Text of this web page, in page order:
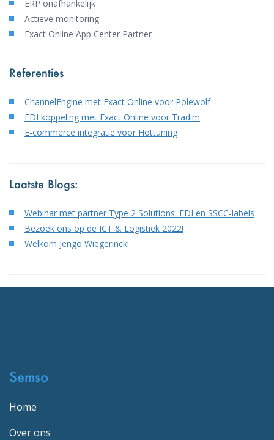
ERP onafhankelijk
Actieve monitoring
Exact Online App Center Partner
Referenties
ChannelEngine met Exact Online voor Polewolf
EDI koppeling met Exact Online voor Tradim
E-commerce integratie voor Hottuning
Laatste Blogs:
Webinar met partner Type 2 Solutions: EDI en SSCC-labels
Bezoek ons op de ICT & Logistiek 2022!
Welkom Jengo Wiegerinck!
Semso
Home
Over ons